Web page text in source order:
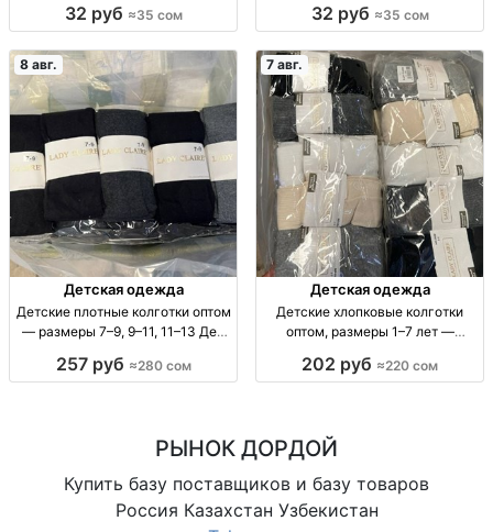
оптом, р-ры 1–4, 4–8, 8–12 лет, уп.
32 руб ≈35 сом
100% х/б, р-ры 1–4, 4–8, 8–12 лет,
32 руб ≈35 сом
8 авг.
Детская одежда
Детские плотные колготки оптом
— размеры 7–9, 9–11, 11–13 Дет.
9–11, 11–13, уп. 10 шт., 280 сом.
257 руб ≈280 сом
7 авг.
Детская одежда
Детские хлопковые колготки
оптом, размеры 1–7 лет —
колготки, р-ры 1–3, 3–5, 5–7 лет,
202 руб ≈220 сом
РЫНОК ДОРДОЙ
Купить базу поставщиков и базу товаров
Россия Казахстан Узбекистан